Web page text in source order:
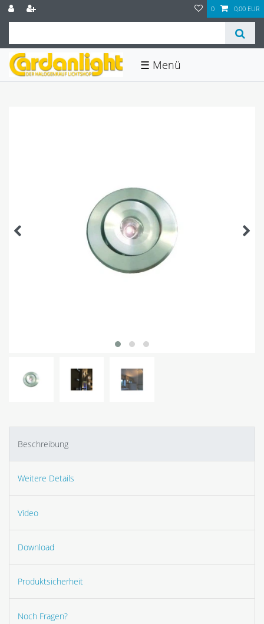
0 0,00 EUR
☰
Beschreibung
Weitere Details
Video
Download
Produktsicherheit
Noch Fragen?